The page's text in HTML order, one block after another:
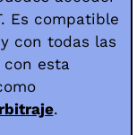
Es compatible
con todas las
esta
.